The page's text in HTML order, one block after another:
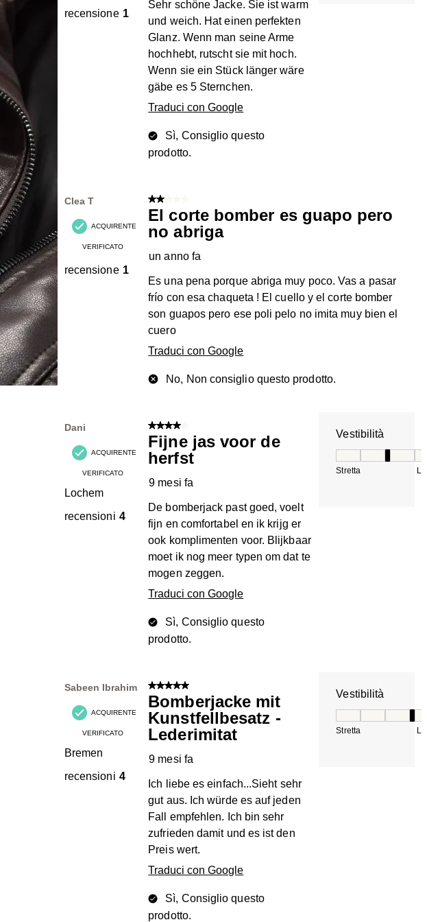
recensione 1
Sehr schöne Jacke. Sie ist warm
und weich. Hat einen perfekten
Glanz. Wenn man seine Arme
hochhebt, rutscht sie mit hoch.
Wenn sie ein Stück länger wäre
gäbe es 5 Sternchen.
Traduci con Google
Sì, Consiglio questo
prodotto.
Clea T
ACQUIRENTE
VERIFICATO
recensione 1
2 su 5 stelle.
El corte bomber es guapo pero
no abriga
un anno fa
Es una pena porque abriga muy poco. Vas a pasar
frío con esa chaqueta ! El cuello y el corte bomber
son guapos pero ese poli pelo no imita muy bien el
cuero
Traduci con Google
No, Non consiglio questo prodotto.
Dani
ACQUIRENTE
VERIFICATO
Lochem
recensioni 4
4 su 5 stelle.
Fijne jas voor de
herfst
9 mesi fa
De bomberjack past goed, voelt
fijn en comfortabel en ik krijg er
ook komplimenten voor. Blijkbaar
moet ik nog meer typen om dat te
mogen zeggen.
Traduci con Google
Sì, Consiglio questo
prodotto.
Vestibilità
Stretta
Sabeen Ibrahim
ACQUIRENTE
VERIFICATO
Bremen
recensioni 4
5 su 5 stelle.
Bomberjacke mit
Kunstfellbesatz -
Lederimitat
9 mesi fa
Ich liebe es einfach...Sieht sehr
gut aus. Ich würde es auf jeden
Fall empfehlen. Ich bin sehr
zufrieden damit und es ist den
Preis wert.
Traduci con Google
Sì, Consiglio questo
prodotto.
Vestibilità
Stretta